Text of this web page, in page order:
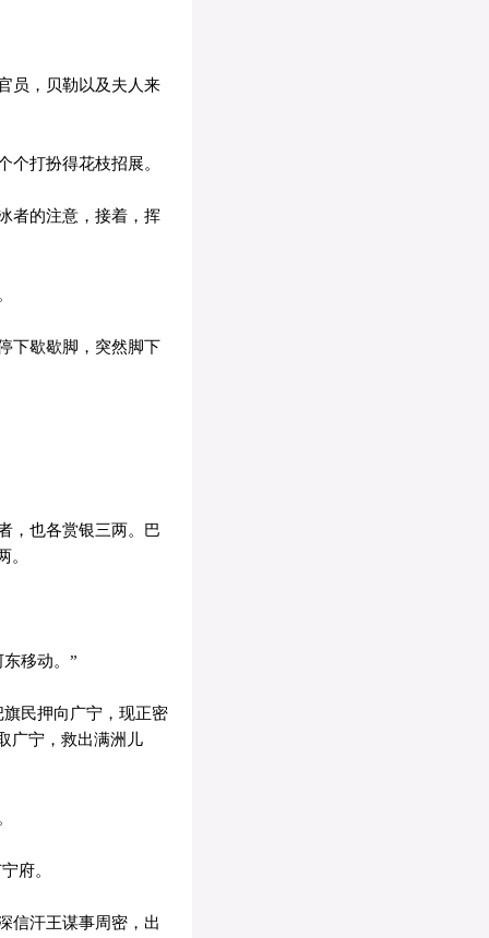
员，贝勒以及夫人来
打扮得花枝招展。
者的注意，接着，挥
下歇歇脚，突然脚下
，也各赏银三两。巴
移动。”
民押向广宁，现正密
广宁，救出满洲儿
府。
信汗王谋事周密，出